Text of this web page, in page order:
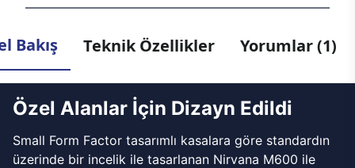
Bakış Teknik Özellikler Yorumlar (1)
Özel Alanlar İçin Dizayn Edildi
Small Form Factor tasarımlı kasalara göre standardın
üzerinde bir incelik ile tasarlanan Nirvana M600 ile